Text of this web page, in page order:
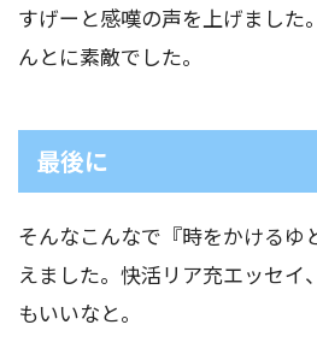
すげーと感嘆の声を上げました
んとに素敵でした。
最後に
そんなこんなで『時をかけるゆ
えました。快活リア充エッセイ
もいいなと。